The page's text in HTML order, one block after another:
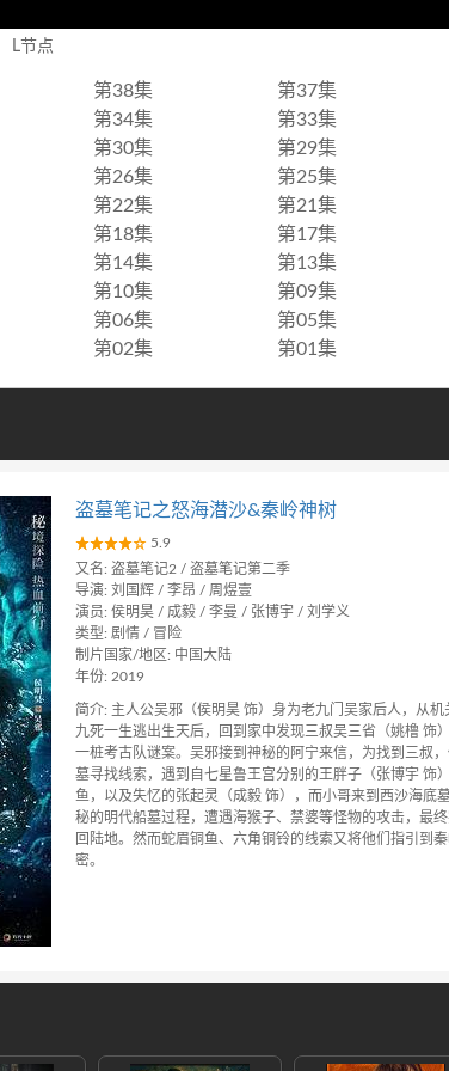
L节点
第38集
第37集
第34集
第33集
第30集
第29集
第26集
第25集
第22集
第21集
第18集
第17集
第14集
第13集
第10集
第09集
第06集
第05集
第02集 第01集
盗墓笔记之怒海潜沙&秦岭神树
5.9
又名: 盗墓笔记2 / 盗墓笔记第二季
导演: 刘国辉 / 李昂 / 周煜壹
演员: 侯明昊 / 成毅 / 李曼 / 张博宇 / 刘学义
类型: 剧情 / 冒险
制片国家/地区: 中国大陆
年份: 2019
简介: 主人公吴邪（侯明昊 饰）身为老九门吴家后人，从机
九死一生逃出生天后，回到家中发现三叔吴三省（姚橹 饰
一桩考古队谜案。吴邪接到神秘的阿宁来信，为找到三叔
墓寻找线索，遇到自七星鲁王宫分别的王胖子（张博宇 饰
鱼，以及失忆的张起灵（成毅 饰），而小哥来到西沙海底
秘的明代船墓过程，遭遇海猴子、禁婆等怪物的攻击，最
回陆地。然而蛇眉铜鱼、六角铜铃的线索又将他们指引到
密。